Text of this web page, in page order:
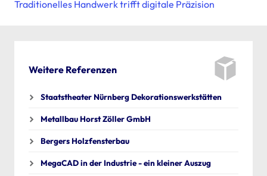
Traditionelles Handwerk trifft digitale Präzision
Weitere Referenzen
Staatstheater Nürnberg Dekorationswerkstätten
Metallbau Horst Zöller GmbH
Bergers Holzfensterbau
MegaCAD in der Industrie - ein kleiner Auszug